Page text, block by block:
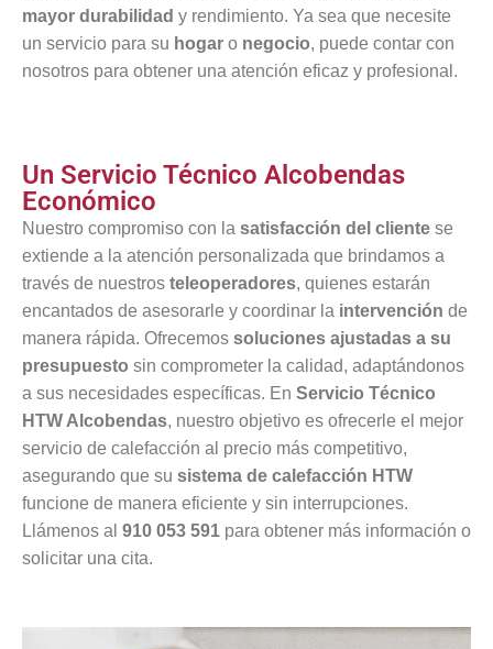
mayor durabilidad y rendimiento. Ya sea que necesite
un servicio para su hogar o negocio, puede contar con
nosotros para obtener una atención eficaz y profesional.
Un Servicio Técnico Alcobendas
Económico
Nuestro compromiso con la satisfacción del cliente se
extiende a la atención personalizada que brindamos a
través de nuestros teleoperadores, quienes estarán
encantados de asesorarle y coordinar la intervención de
manera rápida. Ofrecemos soluciones ajustadas a su
presupuesto sin comprometer la calidad, adaptándonos
a sus necesidades específicas. En Servicio Técnico
HTW Alcobendas, nuestro objetivo es ofrecerle el mejor
servicio de calefacción al precio más competitivo,
asegurando que su sistema de calefacción HTW
funcione de manera eficiente y sin interrupciones.
Llámenos al 910 053 591 para obtener más información o
solicitar una cita.